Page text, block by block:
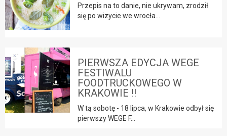
Przepis na to danie, nie ukrywam, zrodził
się po wizycie we wrocła...
PIERWSZA EDYCJA WEGE
FESTIWALU
FOODTRUCKOWEGO W
KRAKOWIE !!
W tą sobotę - 18 lipca, w Krakowie odbył się
pierwszy WEGE F...